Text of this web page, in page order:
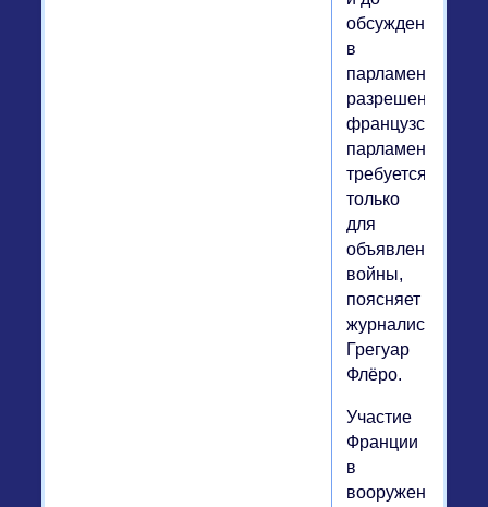
обсуждения
в
парламенте:
разрешение
французского
парламента
требуется
только
для
объявления
войны,
поясняет
журналист
Грегуар
Флёро.
Участие
Франции
в
вооруженных